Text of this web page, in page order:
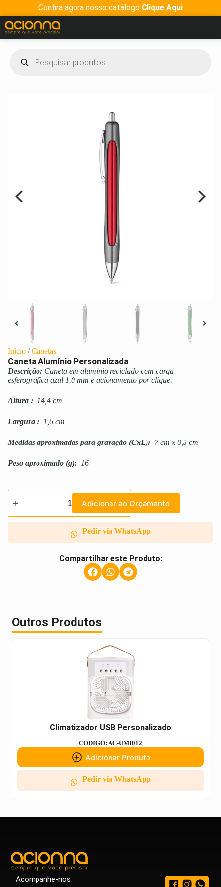
Confira agora nosso catálogo Clique Aqui
Início /Canetas
Caneta Alumínio Personalizada
Descrição: Caneta em alumínio reciclado com carga
esferográfica azul 1.0 mm e acionamento por clique.
Altura : 14,4 cm
Largura : 1,6 cm
Medidas aproximadas para gravação (CxL): 7 cm x 0,5 cm
Peso aproximado (g): 16
Adicionar ao Orçamento
Pedir via WhatsApp
Compartilhar este Produto:
Outros Produtos
Climatizador USB Personalizado
CODIGO: AC-UMI012
Adicionar Produto
Pedir via WhatsApp
Acompanhe-nos